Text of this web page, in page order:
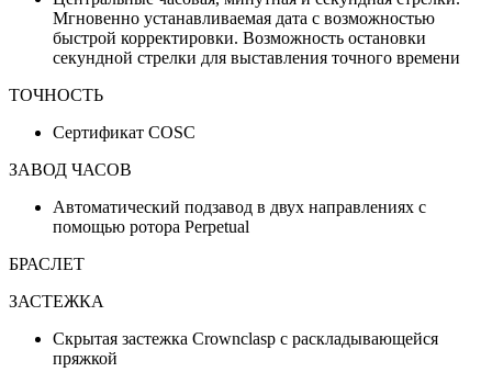
Мгновенно устанавливаемая дата с возможностью
быстрой корректировки. Возможность остановки
секундной стрелки для выставления точного времени
ТОЧНОСТЬ
Сертификат COSC
ЗАВОД ЧАСОВ
Автоматический подзавод в двух направлениях с
помощью ротора Perpetual
БРАСЛЕТ
ЗАСТЕЖКА
Скрытая застежка Crownclasp с раскладывающейся
пряжкой